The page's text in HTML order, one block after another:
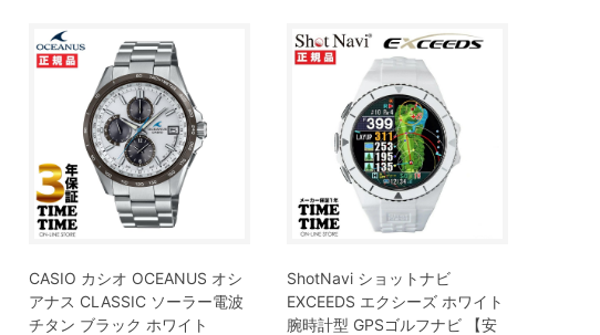
CASIO カシオ OCEANUS オシ
アナス CLASSIC ソーラー電波
チタン ブラック ホワイト
ShotNavi ショットナビ
EXCEEDS エクシーズ ホワイト
腕時計型 GPSゴルフナビ 【安